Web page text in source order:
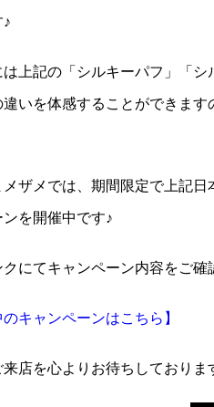
は上記の「シルキーパフ」「
いを体感することができま
メザメでは、期間限定で上記
ンを開催中です♪
にてキャンペーン内容をご確
のキャンペーンはこちら】
店を心よりお待ちしておりま